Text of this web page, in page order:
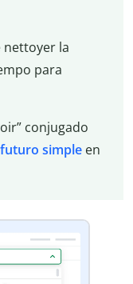
la
para
conjugado
futuro simpleen